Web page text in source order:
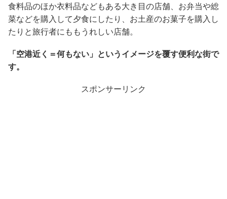
食料品のほか衣料品などもある大き目の店舗、お弁当や総
菜などを購入して夕食にしたり、お土産のお菓子を購入し
たりと旅行者にももうれしい店舗。
「空港近く＝何もない」というイメージを覆す便利な街で
す。
スポンサーリンク